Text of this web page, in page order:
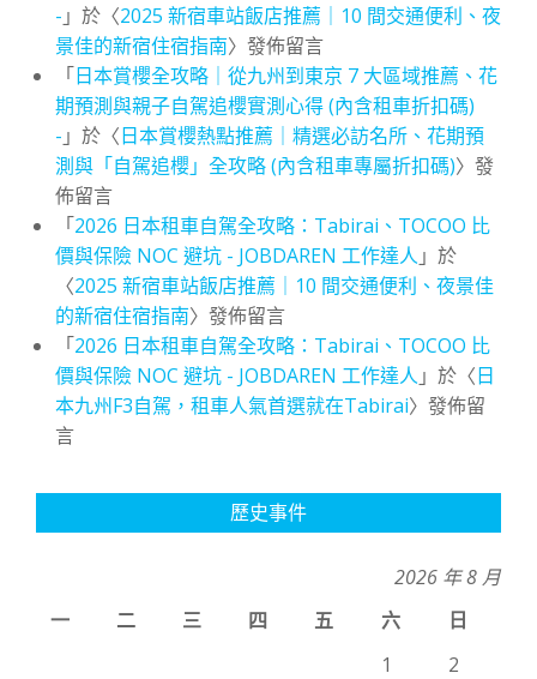
- 」於〈2025 新宿車站飯店推薦｜10 間交通便利、夜
景佳的新宿住宿指南〉發佈留言
「日本賞櫻全攻略｜從九州到東京 7 大區域推薦、花
期預測與親子自駕追櫻實測心得 (內含租車折扣碼)
- 」於〈日本賞櫻熱點推薦｜精選必訪名所、花期預
測與「自駕追櫻」全攻略 (內含租車專屬折扣碼)〉發
佈留言
「2026 日本租車自駕全攻略：Tabirai、TOCOO 比
價與保險 NOC 避坑 - JOBDAREN 工作達人 」於
〈2025 新宿車站飯店推薦｜10 間交通便利、夜景佳
的新宿住宿指南〉發佈留言
「2026 日本租車自駕全攻略：Tabirai、TOCOO 比
價與保險 NOC 避坑 - JOBDAREN 工作達人 」於〈日
本九州F3自駕，租車人氣首選就在Tabirai〉發佈留
言
歷史事件
2026 年 8 月
一
二 三 四 五 六
日
1
2